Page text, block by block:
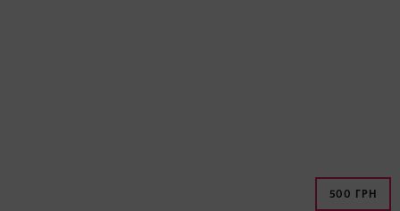
500 ГРН